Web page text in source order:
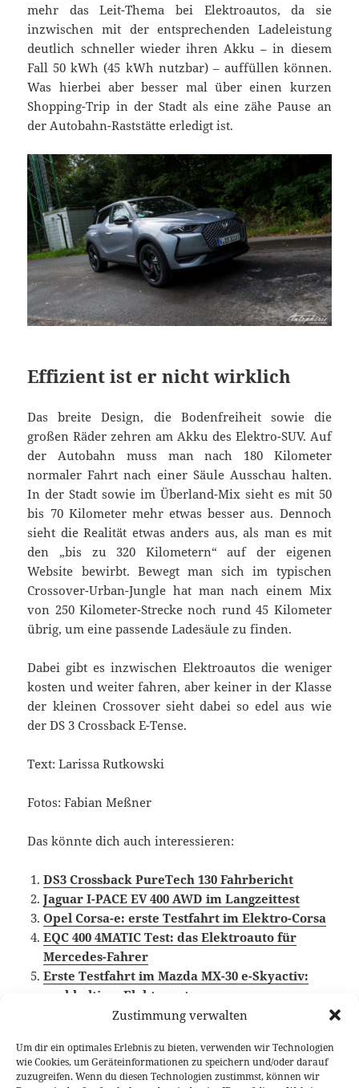
Zustimmung verwalten
Um dir ein optimales Erlebnis zu bieten, verwenden wir Technologien
wie Cookies, um Geräteinformationen zu speichern und/oder darauf
zuzugreifen. Wenn du diesen Technologien zustimmst, können wir
mehr das Leit-Thema bei Elektroautos, da sie
inzwischen mit der entsprechenden Ladeleistung
deutlich schneller wieder ihren Akku – in diesem
Fall 50 kWh (45 kWh nutzbar) – auffüllen können.
Was hierbei aber besser mal über einen kurzen
Shopping-Trip in der Stadt als eine zähe Pause an
der Autobahn-Raststätte erledigt ist.
Effizient ist er nicht wirklich
Das breite Design, die Bodenfreiheit sowie die
großen Räder zehren am Akku des Elektro-SUV. Auf
der Autobahn muss man nach 180 Kilometer
normaler Fahrt nach einer Säule Ausschau halten.
In der Stadt sowie im Überland-Mix sieht es mit 50
bis 70 Kilometer mehr etwas besser aus. Dennoch
sieht die Realität etwas anders aus, als man es mit
den „bis zu 320 Kilometern“ auf der eigenen
Website bewirbt. Bewegt man sich im typischen
Crossover-Urban-Jungle hat man nach einem Mix
von 250 Kilometer-Strecke noch rund 45 Kilometer
übrig, um eine passende Ladesäule zu finden.
Dabei gibt es inzwischen Elektroautos die weniger
kosten und weiter fahren, aber keiner in der Klasse
der kleinen Crossover sieht dabei so edel aus wie
der DS 3 Crossback E-Tense.
Text: Larissa Rutkowski
Fotos: Fabian Meßner
Das könnte dich auch interessieren:
DS3 Crossback PureTech 130 Fahrbericht
Jaguar I-PACE EV 400 AWD im Langzeittest
Opel Corsa-e: erste Testfahrt im Elektro-Corsa
EQC 400 4MATIC Test: das Elektroauto für
Mercedes-Fahrer
Erste Testfahrt im Mazda MX-30 e-Skyactiv:
nachhaltiges Elektroauto
Veröffentlicht
14. September 2020 Autor
Larissa Rutkowski Kategorien
Fahrberichte